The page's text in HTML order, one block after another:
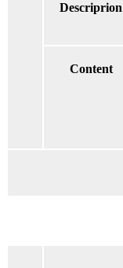
Descriprion
Content